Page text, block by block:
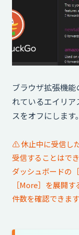
ブラウザ拡張機
れているエイリ
スをオフにします。
⚠️ 休止中に受信し
受信することはでき
ダッシュボードの
［More］を展開
件数を確認できます